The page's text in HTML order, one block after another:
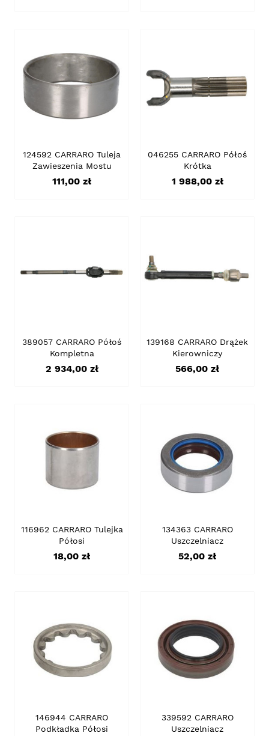
124592 CARRARO Tuleja
Zawieszenia Mostu
Cena
111,00 zł
046255 CARRARO Półoś
Krótka
Cena
1 988,00 zł
389057 CARRARO Półoś
Kompletna
Cena
2 934,00 zł
139168 CARRARO Drążek
Kierowniczy
Cena
566,00 zł
116962 CARRARO Tulejka
Półosi
Cena
18,00 zł
134363 CARRARO
Uszczelniacz
Cena
52,00 zł
146944 CARRARO
Podkładka Półosi
339592 CARRARO
Uszczelniacz